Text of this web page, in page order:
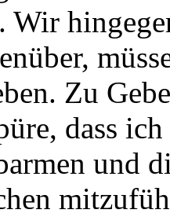
Wir
Zu
dass
und